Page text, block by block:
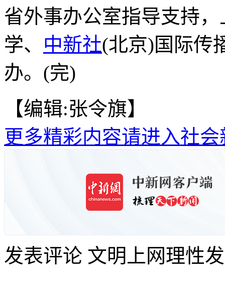
省外事办公室指导支持
学、 中新社(北京)国际传
办。(完)
【编辑:张令旗】
更多精彩内容请进入社会
发表评论 文明上网理性